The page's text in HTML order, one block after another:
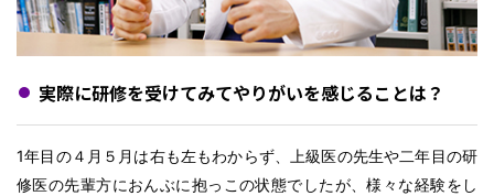
実際に研修を受けてみてやりがいを感じることは？
1年目の４月５月は右も左もわからず、上級医の先生や二年目の研
修医の先輩方におんぶに抱っこの状態でしたが、様々な経験をし